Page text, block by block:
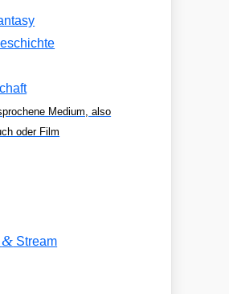
Medium, also
oder Film
& Stream